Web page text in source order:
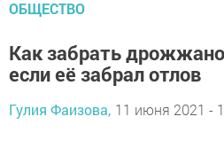
ОБЩЕСТВО
Как забрать
если её забрал отлов
Гулия Фаизова, 11 июня 2021 -